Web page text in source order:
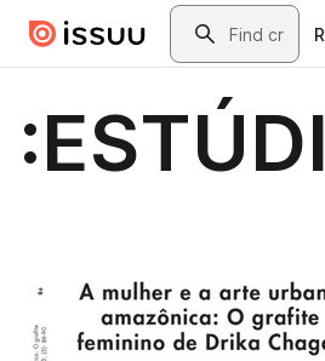
Skip to main contentSearch